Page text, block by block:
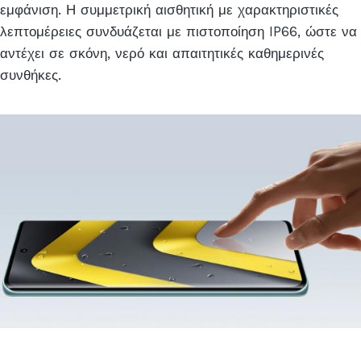
εμφάνιση. Η συμμετρική αισθητική με χαρακτηριστικές
λεπτομέρειες συνδυάζεται με πιστοποίηση IP66, ώστε να
αντέχει σε σκόνη, νερό και απαιτητικές καθημερινές
συνθήκες.